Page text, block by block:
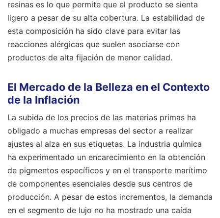
resinas es lo que permite que el producto se sienta
ligero a pesar de su alta cobertura. La estabilidad de
esta composición ha sido clave para evitar las
reacciones alérgicas que suelen asociarse con
productos de alta fijación de menor calidad.
El Mercado de la Belleza en el Contexto
de la Inflación
La subida de los precios de las materias primas ha
obligado a muchas empresas del sector a realizar
ajustes al alza en sus etiquetas. La industria química
ha experimentado un encarecimiento en la obtención
de pigmentos específicos y en el transporte marítimo
de componentes esenciales desde sus centros de
producción. A pesar de estos incrementos, la demanda
en el segmento de lujo no ha mostrado una caída